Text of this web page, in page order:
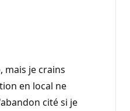
mais je crains
en local ne
cité si je